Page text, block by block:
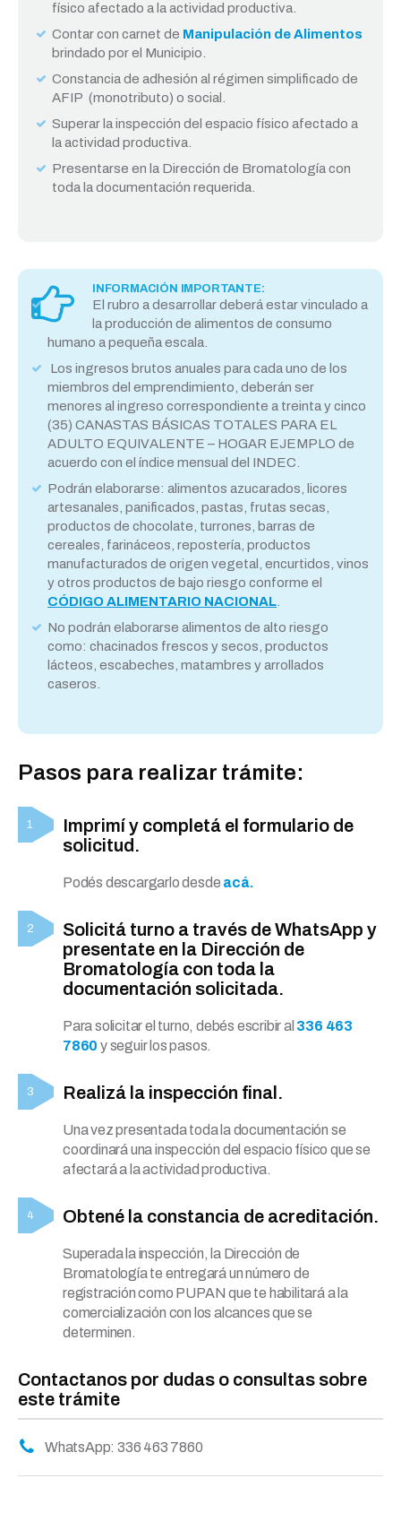
físico afectado a la actividad productiva.
Contar con carnet de Manipulación de Alimentos
brindado por el Municipio.
Constancia de adhesión al régimen simplificado de
AFIP (monotributo) o social.
Superar la inspección del espacio físico afectado a
la actividad productiva.
Presentarse en la Dirección de Bromatología con
toda la documentación requerida.
INFORMACIÓN IMPORTANTE:
El rubro a desarrollar deberá estar vinculado a
la producción de alimentos de consumo
humano a pequeña escala.
Los ingresos brutos anuales para cada uno de los
miembros del emprendimiento, deberán ser
menores al ingreso correspondiente a treinta y cinco
(35) CANASTAS BÁSICAS TOTALES PARA EL
ADULTO EQUIVALENTE – HOGAR EJEMPLO de
acuerdo con el índice mensual del INDEC.
Podrán elaborarse: alimentos azucarados, licores
artesanales, panificados, pastas, frutas secas,
productos de chocolate, turrones, barras de
cereales, farináceos, repostería, productos
manufacturados de origen vegetal, encurtidos, vinos
y otros productos de bajo riesgo conforme el
CÓDIGO ALIMENTARIO NACIONAL
No podrán elaborarse alimentos de alto riesgo
como: chacinados frescos y secos, productos
lácteos, escabeches, matambres y arrollados
caseros.
Pasos para realizar trámite:
Imprimí y completá el formulario de
solicitud.
Podés descargarlo desde acá.
Solicitá turno a través de WhatsApp y
presentate en la Dirección de
Bromatología con toda la
documentación solicitada.
Para solicitar el turno, debés escribir al 336 463
7860 y seguir los pasos.
Realizá la inspección final.
Una vez presentada toda la documentación se
coordinará una inspección del espacio físico que se
afectará a la actividad productiva.
Obtené la constancia de acreditación.
Superada la inspección, la Dirección de
Bromatología te entregará un número de
registración como PUPAN que te habilitará a la
comercialización con los alcances que se
determinen.
Contactanos por dudas o consultas sobre
este trámite
WhatsApp: 336 463 7860